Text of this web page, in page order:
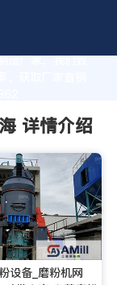
造厂家，我们致
获取厂家直销
详情介绍
设备_磨粉机网